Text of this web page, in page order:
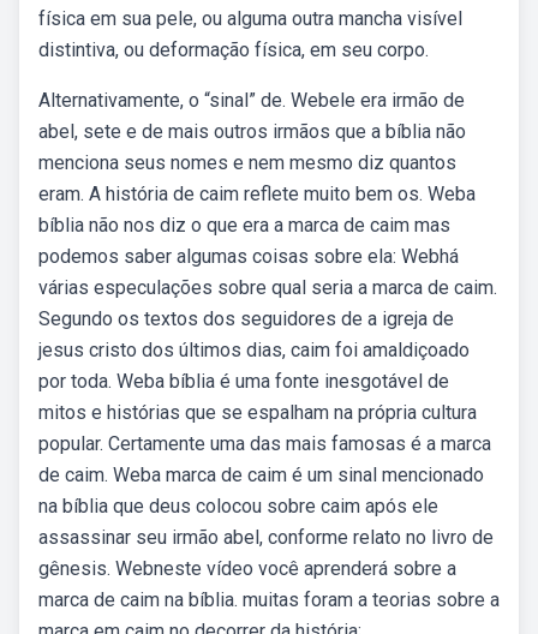
física em sua pele, ou alguma outra mancha visível
distintiva, ou deformação física, em seu corpo.
Alternativamente, o “sinal” de. Webele era irmão de
abel, sete e de mais outros irmãos que a bíblia não
menciona seus nomes e nem mesmo diz quantos
eram. A história de caim reflete muito bem os. Weba
bíblia não nos diz o que era a marca de caim mas
podemos saber algumas coisas sobre ela: Webhá
várias especulações sobre qual seria a marca de caim.
Segundo os textos dos seguidores de a igreja de
jesus cristo dos últimos dias, caim foi amaldiçoado
por toda. Weba bíblia é uma fonte inesgotável de
mitos e histórias que se espalham na própria cultura
popular. Certamente uma das mais famosas é a marca
de caim. Weba marca de caim é um sinal mencionado
na bíblia que deus colocou sobre caim após ele
assassinar seu irmão abel, conforme relato no livro de
gênesis. Webneste vídeo você aprenderá sobre a
marca de caim na bíblia. muitas foram a teorias sobre a